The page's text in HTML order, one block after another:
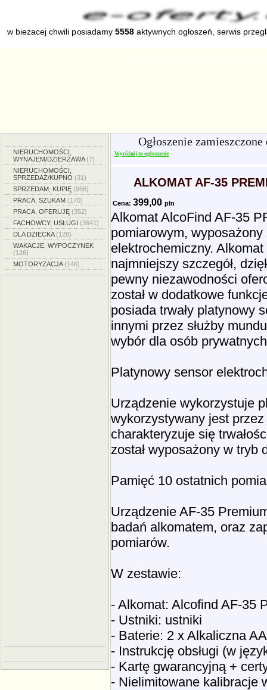
w bieżacej chwili posiadamy5558 aktywnych ogłoszeń, serwis
NIERUCHOMOŚCI,
WYNAJEM/DZIERŻAWA(7)
NIERUCHOMOŚCI,
SPRZEDAŻ/KUPNO (31)
SPRZEDAM, KUPIĘ (956)
PRACA, SZUKAM (170)
PRACA, OFERUJĘ (352)
FACHOWCY, USŁUGI (3641)
DLA DZIECKA(128)
WAKACJE, WYPOCZYNEK
(126)
MOTORYZACJA(146)
Ogłoszenie
Wyróżnij to ogłoszenie
ALKOMAT AF-35
Cena: 399,00 pln
Alkomat AlcoFind AF-35
pomiarowym, wyposażony
elektrochemiczny.
najmniejszy szczegół,
pewny niezawodności
został w dodatkowe
posiada trwały platynowy
innymi przez służby
wybór dla osób
Platynowy sensor
Urządzenie wykorzystuje
wykorzystywany jest
charakteryzuje się
został wyposażony w tryb
Pamięć 10 ostatnich
Urządzenie AF-35
badań alkomatem, oraz
pomiarów.
W zestawie:
- Alkomat: Alcofind AF-35
- Ustniki: ustniki
- Baterie: 2 x Alkaliczna
- Instrukcję obsługi (w
- Kartę gwarancyjną +
- Nielimitowane kalibracje